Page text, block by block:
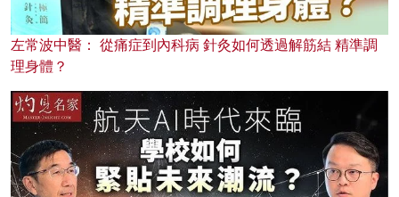
左常波中醫： 從痛症到內科病 針灸如何透過解筋結 精準調
理身體？